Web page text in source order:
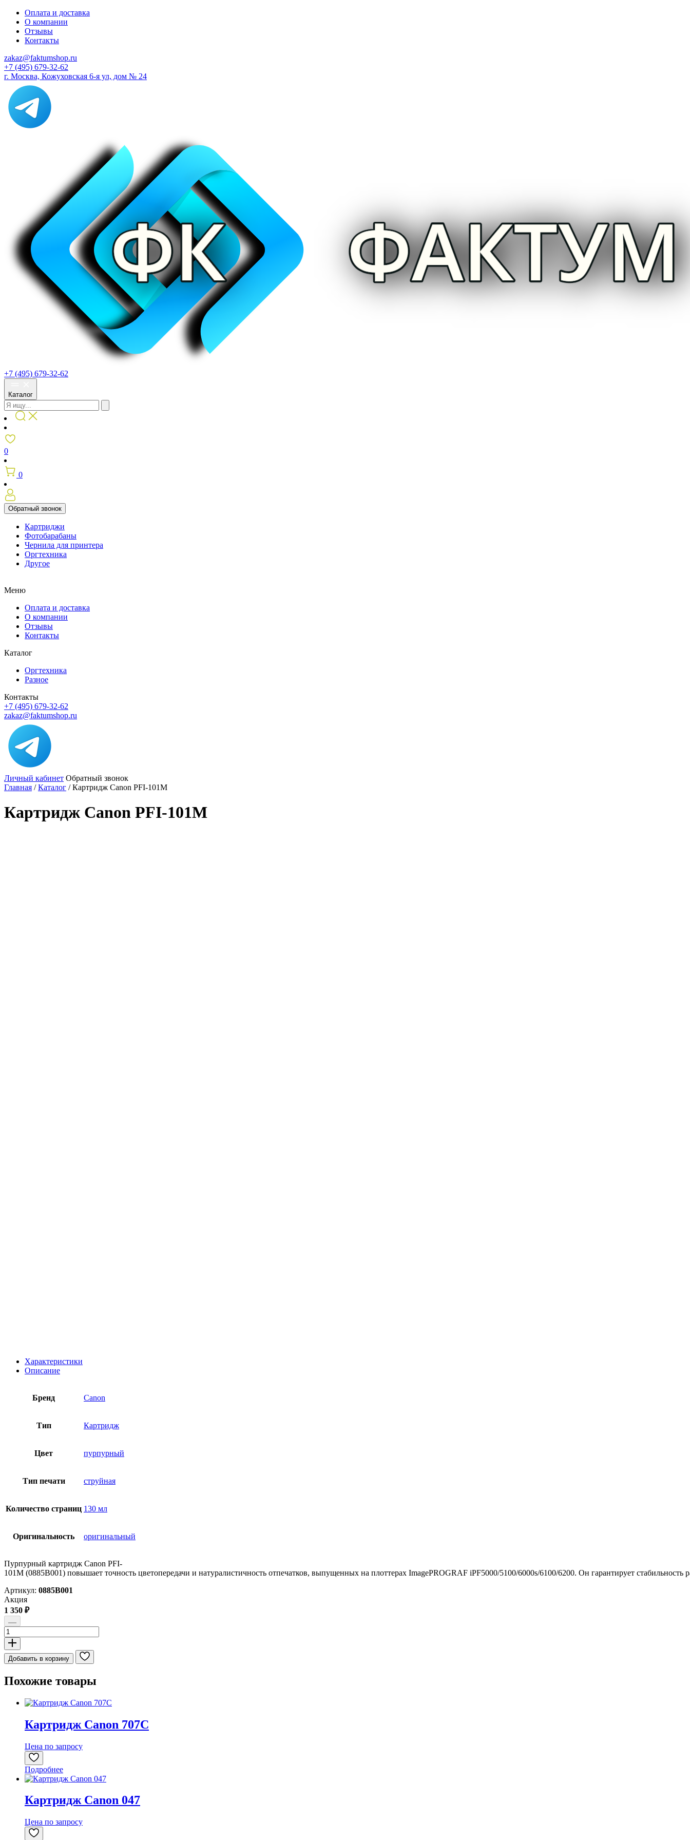
Оплата и доставка
О компании
Отзывы
Контакты
zakaz@faktumshop.ru
+7 (495) 679-32-62
г. Москва, Кожуховская 6-я ул, дом № 24
+7 (495) 679-32-62
Каталог
0
0
Обратный звонок
Картриджи
Фотобарабаны
Чернила для принтера
Оргтехника
Другое
Меню
Оплата и доставка
О компании
Отзывы
Контакты
Каталог
Оргтехника
Разное
Контакты
+7 (495) 679-32-62
zakaz@faktumshop.ru
Личный кабинет Обратный звонок
Главная /Каталог /Картридж Canon PFI-101M
Картридж Canon PFI-101M
Характеристики
Описание
Бренд Canon
Тип Картридж
Цвет пурпурный
Тип печати струйная
Количество страниц 130 мл
Оригинальность оригинальный
Пурпурный картридж Canon PFI-
101M (0885B001) повышает точность цветопередачи и натуралистичность отпечатков, выпущенных на плоттерах ImagePROGRAF iPF5000/5100/6000s/6100/6200. Он гарантирует
Артикул: 0885B001
Акция
1 350 ₽
Количество
товара
Картридж
Canon
101M
Добавить в корзину
Похожие товары
Картридж Canon 707C
Цена по запросу
Подробнее
Картридж Canon 047
Цена по запросу